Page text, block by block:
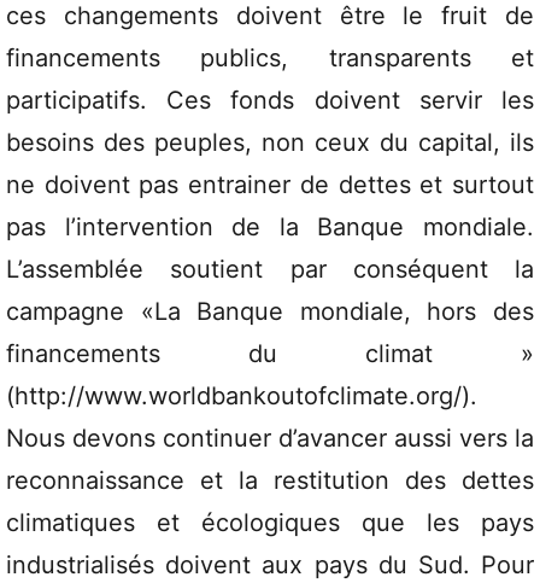
ces changements doivent être le fruit de
financements publics, transparents et
participatifs. Ces fonds doivent servir les
besoins des peuples, non ceux du capital, ils
ne doivent pas entrainer de dettes et surtout
pas l’intervention de la Banque mondiale.
L’assemblée soutient par conséquent la
campagne «La Banque mondiale, hors des
financements du climat »
(http://www.worldbankoutofclimate.org/).
Nous devons continuer d’avancer aussi vers la
reconnaissance et la restitution des dettes
climatiques et écologiques que les pays
industrialisés doivent aux pays du Sud. Pour